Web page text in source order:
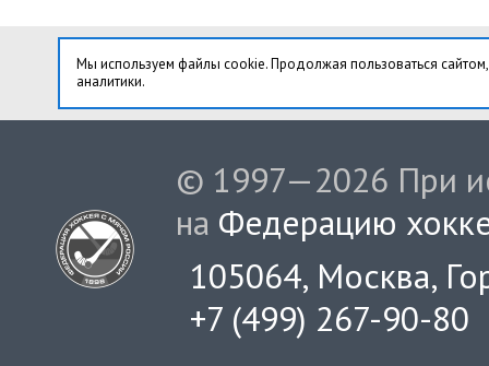
Мы используем файлы cookie. Продолжая пользоваться
аналитики.
© 1997—2026 При
на Федерацию
105064, Москва,
+7 (499) 267-90-80